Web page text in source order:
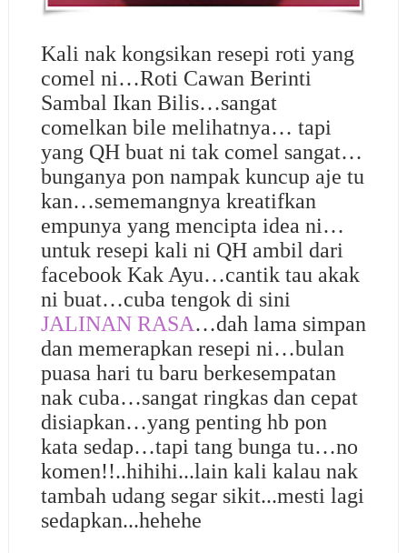
Kali nak kongsikan resepi roti yang
comel ni…Roti Cawan Berinti
Sambal Ikan Bilis…sangat
comelkan bile melihatnya… tapi
yang QH buat ni tak comel sangat…
bunganya pon nampak kuncup aje tu
kan…sememangnya kreatifkan
empunya yang mencipta idea ni…
untuk resepi kali ni QH ambil dari
facebook Kak Ayu…cantik tau akak
ni buat…cuba tengok di sini
JALINAN RASA…dah lama simpan
dan memerapkan resepi ni…bulan
puasa hari tu baru berkesempatan
nak cuba…sangat ringkas dan cepat
disiapkan…yang penting hb pon
kata sedap…tapi tang bunga tu…no
komen!!..hihihi...lain kali kalau nak
tambah udang segar sikit...mesti lagi
sedapkan...hehehe